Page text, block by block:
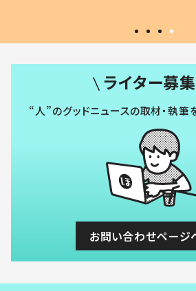
ライター募集
“人”のグッドニュースの取材・執筆
お問い合わせページ